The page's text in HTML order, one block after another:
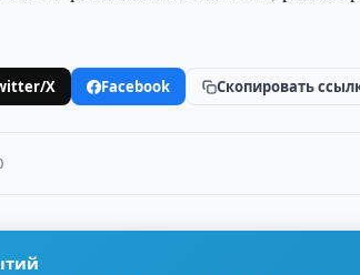
X Facebook Скопировать